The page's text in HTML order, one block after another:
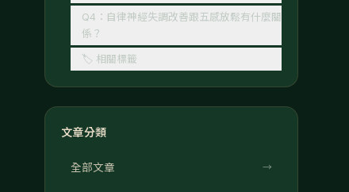
Q4：自律神經失調改善跟五感放鬆有什麼關
係？
🏷 相關標籤
文章分類
全部文章 →